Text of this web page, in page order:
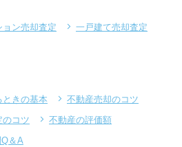
ョン売却査定
一戸建て売却査定
ときの基本
不動産売却のコツ
のコツ
不動産の評価額
＆A